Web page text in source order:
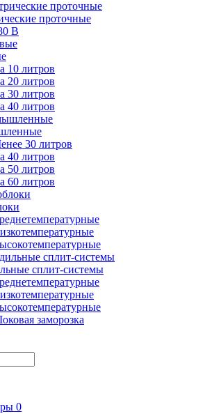
проточные
В
10 литров
20 литров
30 литров
40 литров
30 литров
40 литров
50 литров
60 литров
сплит-системы
заморозка
0